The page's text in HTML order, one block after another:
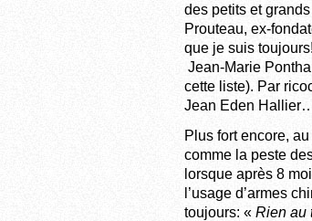
des petits et
Prouteau, ex-
que je suis
Jean-Marie
cette liste). Par
Jean Eden
Plus fort encore,
comme la peste
lorsque après 8
l’usage d’armes
toujours: « Rien au